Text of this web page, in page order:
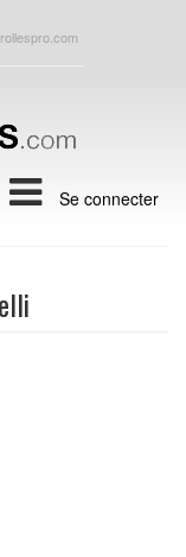
Se connecter